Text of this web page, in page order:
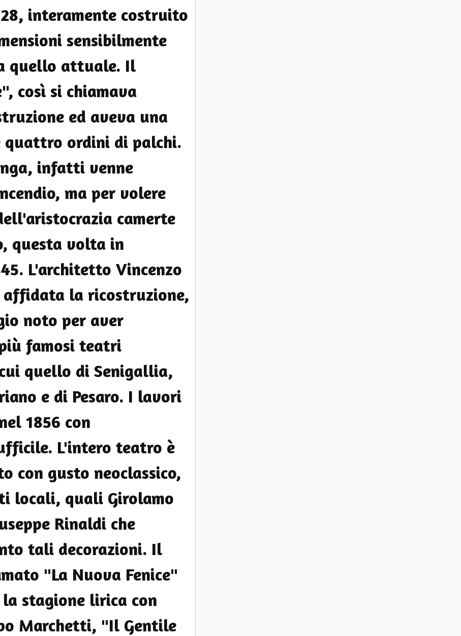
interamente costruito
sensibilmente
quello attuale. Il
così si chiamava
ed aveva una
quattro ordini di palchi.
infatti venne
ma per volere
camerte
questa volta in
L'architetto Vincenzo
la ricostruzione,
noto per aver
famosi teatri
quello di Senigallia,
e di Pesaro. I lavori
1856 con
L'intero teatro è
con gusto neoclassico,
locali, quali Girolamo
Rinaldi che
tali decorazioni. Il
"La Nuova Fenice"
stagione lirica con
Marchetti, "Il Gentile